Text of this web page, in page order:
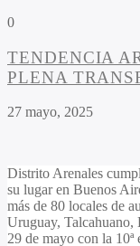
0
TENDENCIA
PLENA
27 mayo, 2025
Distrito Arenales
su lugar en Buenos
más de 80 locales de
Uruguay, Talcahuano,
29 de mayo con la